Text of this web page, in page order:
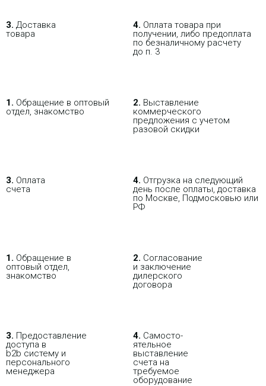
ПОКУПАЯ С НАСТРОЙКОЙ
3. Доставка
товара
4. Оплата товара при
получении, либо предоплата
по безналичному расчету
до п. 3
1. Обращение в оптовый
отдел, знакомство
2. Выставление
коммерческого
предложения с учетом
разовой скидки
3. Оплата
счета
4. Отгрузка на следующий
день после оплаты, доставка
по Москве, Подмосковью или
РФ
1. Обращение в
оптовый отдел,
знакомство
2. Согласование
и заключение
дилерского
договора
3. Пре­до­ста­вле­ние
доступа в
b2b систему и
персо­нального
мене­джера
4. Само­сто­-
ятель­ное
выставление
счета на
требуемое
оборудование